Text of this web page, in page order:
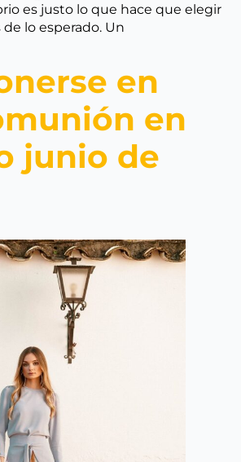
es justo lo que hace que elegir
lo esperado. Un
en
en
junio de